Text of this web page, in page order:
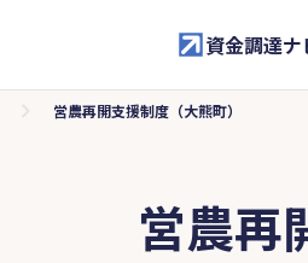
資金調達ナ
営農再開支援制度（大熊町）
営農再